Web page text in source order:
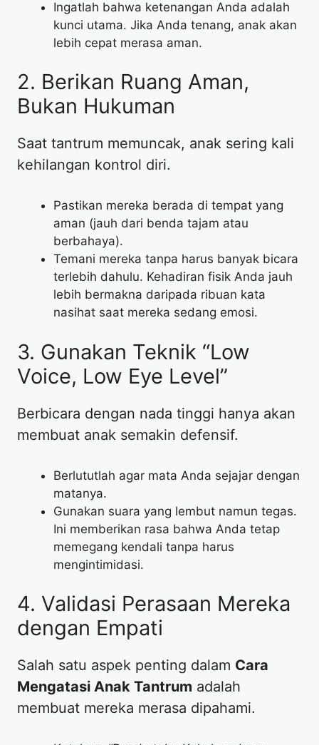
​Ingatlah bahwa ketenangan Anda adalah
kunci utama. Jika Anda tenang, anak akan
lebih cepat merasa aman.
​2. Berikan Ruang Aman,
Bukan Hukuman
​Saat tantrum memuncak, anak sering kali
kehilangan kontrol diri.
​Pastikan mereka berada di tempat yang
aman (jauh dari benda tajam atau
berbahaya).
​Temani mereka tanpa harus banyak bicara
terlebih dahulu. Kehadiran fisik Anda jauh
lebih bermakna daripada ribuan kata
nasihat saat mereka sedang emosi.
​3. Gunakan Teknik “Low
Voice, Low Eye Level”
​Berbicara dengan nada tinggi hanya akan
membuat anak semakin defensif.
​Berlututlah agar mata Anda sejajar dengan
matanya.
​Gunakan suara yang lembut namun tegas.
Ini memberikan rasa bahwa Anda tetap
memegang kendali tanpa harus
mengintimidasi.
​4. Validasi Perasaan Mereka
dengan Empati
​Salah satu aspek penting dalam Cara
Mengatasi Anak Tantrum adalah
membuat mereka merasa dipahami.